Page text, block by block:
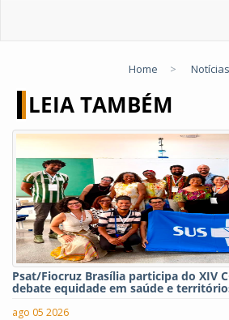
Home > Notícias
LEIA TAMBÉM
Psat/Fiocruz Brasília participa do XIV
debate equidade em saúde e
ago 05 2026